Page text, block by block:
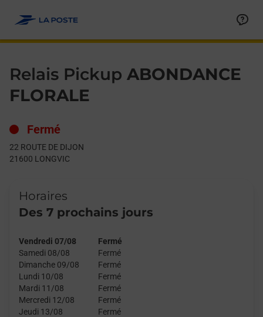
Relais Pickup ABONDANCE
FLORALE
Fermé
22 ROUTE DE DIJON
21600 LONGVIC
Horaires
Des 7 prochains jours
Vendredi 07/08
Fermé
Samedi 08/08
Fermé
Dimanche 09/08
Fermé
Lundi 10/08
Fermé
Mardi 11/08
Fermé
Mercredi 12/08
Fermé
Jeudi 13/08
Fermé